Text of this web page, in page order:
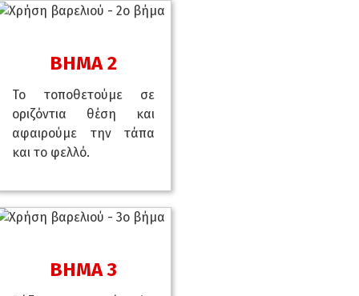
ΒΗΜΑ 2
Το τοποθετούμε σε
οριζόντια θέση και
αφαιρούμε την τάπα
και το φελλό.
ΒΗΜΑ 3